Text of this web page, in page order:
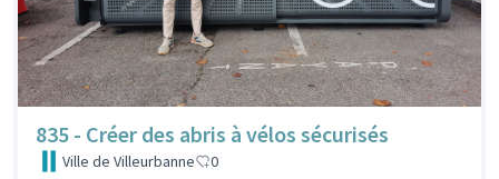
835 - Créer des abris à vélos sécurisés
Ville de Villeurbanne 0